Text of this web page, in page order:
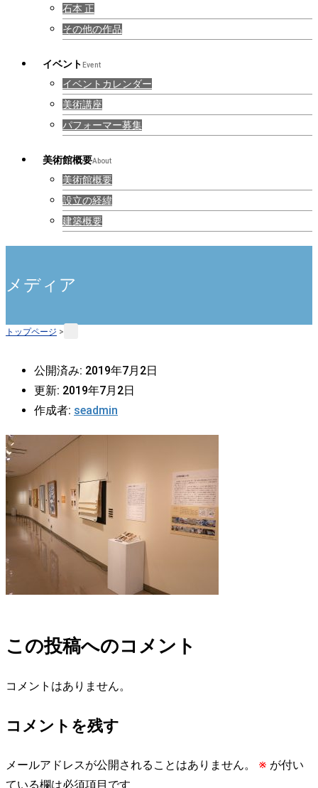
石本 正
その他の作品
イベント Event
イベントカレンダー
美術講座
パフォーマー募集
美術館概要About
美術館概要
設立の経緯
建築概要
メディア
トップページ >
公開済み: 2019年7月2日
更新: 2019年7月2日
作成者: seadmin
この投稿へのコメント
コメントはありません。
コメントを残す
メールアドレスが公開されることはありません。 ※ が付い
ている欄は必須項目です